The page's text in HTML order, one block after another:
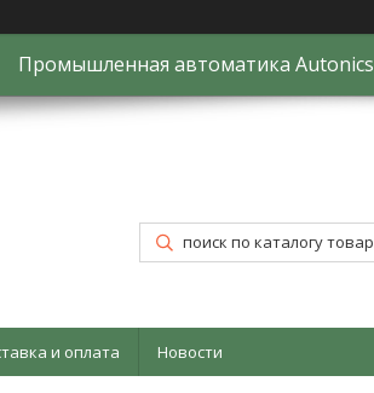
Промышленная автоматика Autonics
и оплата Новости